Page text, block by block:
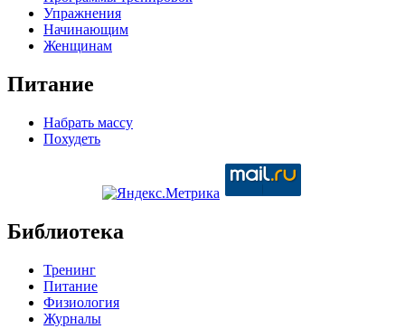
Упражнения
Начинающим
Женщинам
Питание
Набрать массу
Похудеть
Библиотека
Тренинг
Питание
Физиология
Журналы